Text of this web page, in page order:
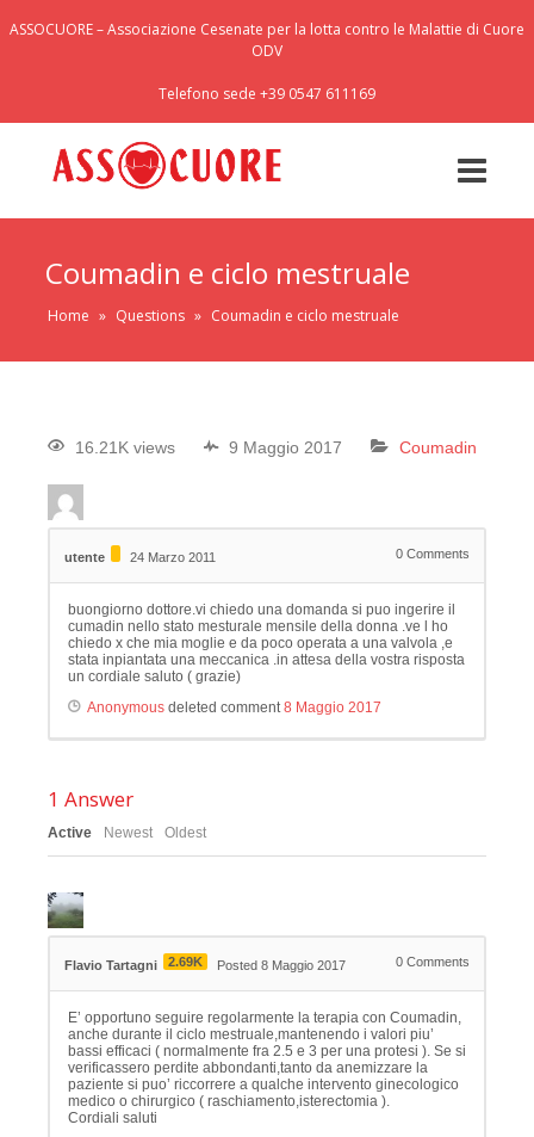
ASSOCUORE – Associazione Cesenate per la lotta contro le Malattie di Cuore
ODV
Telefono sede +39 0547 611169
Coumadin e ciclo mestruale
Home » Questions » Coumadin e ciclo mestruale
16.21K views 9 Maggio 2017 Coumadin
utente 24 Marzo 2011 0 Comments
buongiorno dottore.vi chiedo una domanda si puo ingerire il
cumadin nello stato mesturale mensile della donna .ve l ho
chiedo x che mia moglie e da poco operata a una valvola ,e
stata inpiantata una meccanica .in attesa della vostra risposta
un cordiale saluto ( grazie)
Anonymous deleted comment8 Maggio 2017
1 Answer
Active Newest Oldest
Flavio Tartagni 2.69K Posted 8 Maggio 2017 0 Comments
E’ opportuno seguire regolarmente la terapia con Coumadin,
anche durante il ciclo mestruale,mantenendo i valori piu’
bassi efficaci ( normalmente fra 2.5 e 3 per una protesi ). Se si
verificassero perdite abbondanti,tanto da anemizzare la
paziente si puo’ riccorrere a qualche intervento ginecologico
medico o chirurgico ( raschiamento,isterectomia ).
Cordiali saluti